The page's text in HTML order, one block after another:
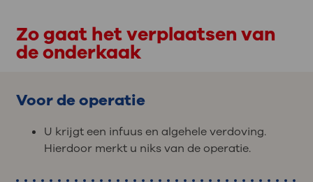
Zo gaat het verplaatsen van
de onderkaak
Voor de operatie
U krijgt een infuus en algehele verdoving.
Hierdoor merkt u niks van de operatie.